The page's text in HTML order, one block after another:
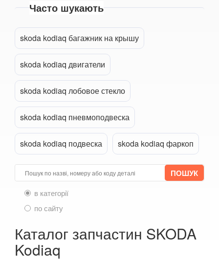
attach_fileПрикріпити файл
Часто шукають
skoda kodiaq багажник на крышу
skoda kodiaq двигатели
skoda kodiaq лобовое стекло
skoda kodiaq пневмоподвеска
skoda kodiaq подвеска skoda kodiaq фаркоп
в категорії
по сайту
Каталог запчастин SKODA
Kodiaq